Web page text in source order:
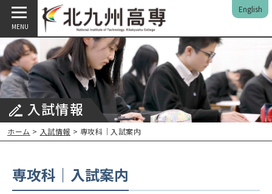
MENU
English
入試情報
ホーム > 入試情報 > 専攻科｜入試案内
専攻科｜入試案内